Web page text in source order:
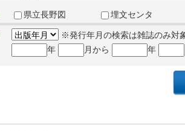
県立長野図
埋文センタ
※発行年月の検索は雑誌のみ対
年
月から 年